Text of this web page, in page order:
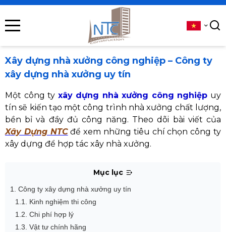
Xây dựng nhà xưởng công nghiệp – Công ty
xây dựng nhà xưởng uy tín
Một công ty xây dựng nhà xưởng công nghiệp uy
tín sẽ kiến tạo một công trình nhà xưởng chất lượng,
bền bỉ và đầy đủ công năng. Theo dõi bài viết của
Xây Dựng NTCđể xem những tiêu chí chọn công ty
xây dựng để hợp tác xây nhà xưởng.
Mục lục
1. Công ty xây dựng nhà xưởng uy tín
1.1. Kinh nghiệm thi công
1.2. Chi phí hợp lý
1.3. Vật tư chính hãng